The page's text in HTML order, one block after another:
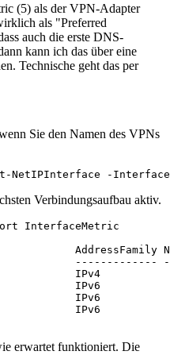
(5) als der VPN-Adapter
als "Preferred
auch die erste DNS-
kann ich das über eine
Technische geht das per
Sie den Namen des VPNs
NetIPInterface -
Verbindungsaufbau aktiv.
InterfaceMetric
AddressFamily
-------------
IPv4
IPv6
IPv6
IPv6
erwartet funktioniert. Die